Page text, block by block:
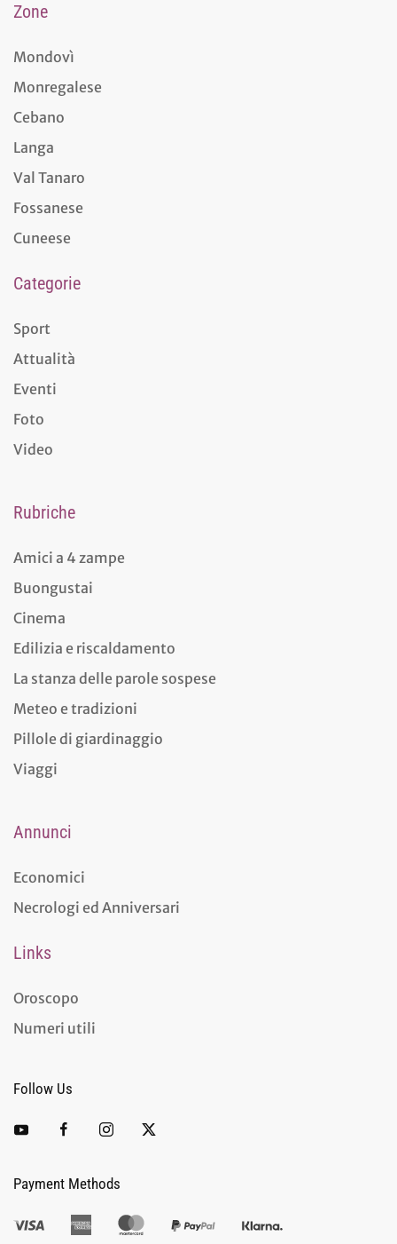
Zone
Mondovì
Monregalese
Cebano
Langa
Val Tanaro
Fossanese
Cuneese
Categorie
Sport
Attualità
Eventi
Foto
Video
Rubriche
Amici a 4 zampe
Buongustai
Cinema
Edilizia e riscaldamento
La stanza delle parole sospese
Meteo e tradizioni
Pillole di giardinaggio
Viaggi
Annunci
Economici
Necrologi ed Anniversari
Links
Oroscopo
Numeri utili
Follow Us
Payment Methods